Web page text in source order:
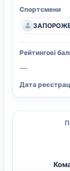
Спортсмени
Рейтингові
—
Дата